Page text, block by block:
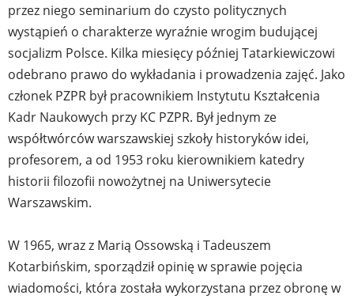
przez niego seminarium do czysto politycznych
wystąpień o charakterze wyraźnie wrogim budującej
socjalizm Polsce. Kilka miesięcy później Tatarkiewiczowi
odebrano prawo do wykładania i prowadzenia zajęć. Jako
członek PZPR był pracownikiem Instytutu Kształcenia
Kadr Naukowych przy KC PZPR. Był jednym ze
współtwórców warszawskiej szkoły historyków idei,
profesorem, a od 1953 roku kierownikiem katedry
historii filozofii nowożytnej na Uniwersytecie
Warszawskim.
W 1965, wraz z Marią Ossowską i Tadeuszem
Kotarbińskim, sporządził opinię w sprawie pojęcia
wiadomości, która została wykorzystana przez obronę w